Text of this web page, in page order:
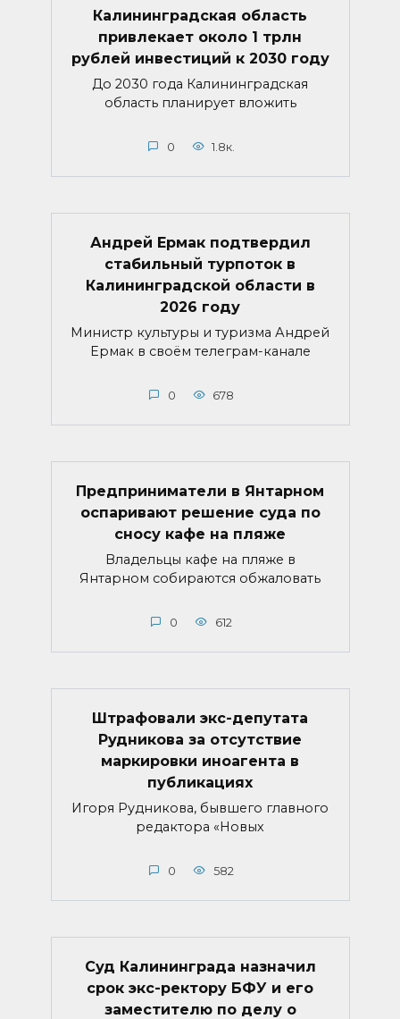
Калининградская область
привлекает около 1 трлн
рублей инвестиций к 2030 году
До 2030 года Калининградская
область планирует вложить
0 1.8к.
Андрей Ермак подтвердил
стабильный турпоток в
Калининградской области в
2026 году
Министр культуры и туризма Андрей
Ермак в своём телеграм-канале
0 678
Предприниматели в Янтарном
оспаривают решение суда по
сносу кафе на пляже
Владельцы кафе на пляже в
Янтарном собираются обжаловать
0 612
Штрафовали экс-депутата
Рудникова за отсутствие
маркировки иноагента в
публикациях
Игоря Рудникова, бывшего главного
редактора «Новых
0 582
Суд Калининграда назначил
срок экс-ректору БФУ и его
заместителю по делу о